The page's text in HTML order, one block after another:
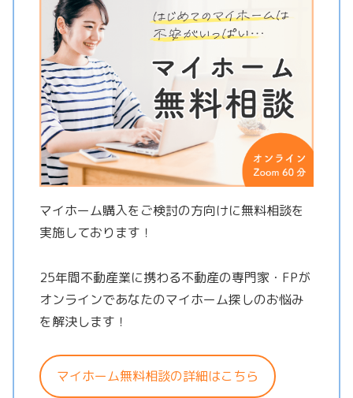
マイホーム購入をご検討の方向けに無料相談を
実施しております！
25年間不動産業に携わる不動産の専門家・FPが
オンラインであなたのマイホーム探しのお悩み
を解決します！
マイホーム無料相談の詳細はこちら